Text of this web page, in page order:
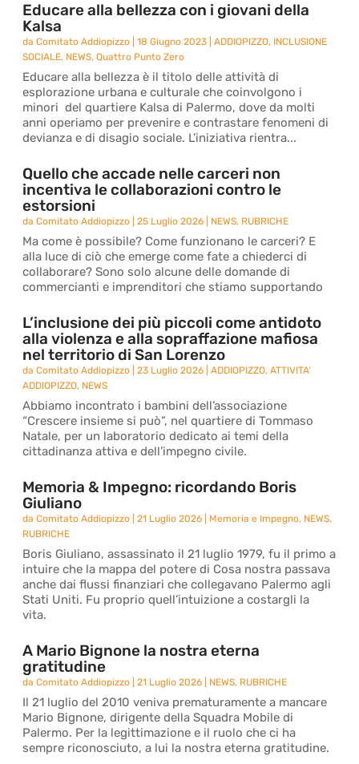
Educare alla bellezza con i giovani della
Kalsa
daComitato Addiopizzo |18 Giugno 2023 |ADDIOPIZZO, INCLUSIONE
SOCIALE, NEWS,Quattro Punto Zero
Educare alla bellezza è il titolo delle attività di
esplorazione urbana e culturale che coinvolgono i
minori del quartiere Kalsa di Palermo, dove da molti
anni operiamo per prevenire e contrastare fenomeni di
devianza e di disagio sociale. L’iniziativa rientra...
Quello che accade nelle carceri non
incentiva le collaborazioni contro le
estorsioni
daComitato Addiopizzo |25 Luglio 2026 NEWS, RUBRICHE
Ma come è possibile? Come funzionano le carceri? E
alla luce di ciò che emerge come fate a chiederci di
collaborare? Sono solo alcune delle domande di
commercianti e imprenditori che stiamo supportando
L’inclusione dei più piccoli come antidoto
alla violenza e alla sopraffazione mafiosa
nel territorio di San Lorenzo
daComitato Addiopizzo |23 Luglio 2026 |ADDIOPIZZO,ATTIVITA'
ADDIOPIZZO, NEWS
Abbiamo incontrato i bambini dell’associazione
“Crescere insieme si può”, nel quartiere di Tommaso
Natale, per un laboratorio dedicato ai temi della
cittadinanza attiva e dell’impegno civile.
Memoria & Impegno: ricordando Boris
Giuliano
daComitato Addiopizzo |21 Luglio 2026 Memoria e Impegno, NEWS,
RUBRICHE
Boris Giuliano, assassinato il 21 luglio 1979, fu il primo a
intuire che la mappa del potere di Cosa nostra passava
anche dai flussi finanziari che collegavano Palermo agli
Stati Uniti. Fu proprio quell’intuizione a costargli la
vita.
A Mario Bignone la nostra eterna
gratitudine
daComitato Addiopizzo |21 Luglio 2026 NEWS, RUBRICHE
Il 21 luglio del 2010 veniva prematuramente a mancare
Mario Bignone, dirigente della Squadra Mobile di
Palermo. Per la legittimazione e il ruolo che ci ha
sempre riconosciuto, a lui la nostra eterna gratitudine.